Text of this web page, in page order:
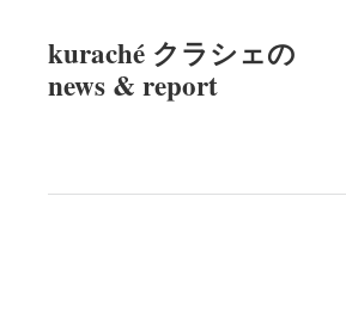
kuraché クラシェの
news & report